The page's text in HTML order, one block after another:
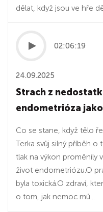
dělat, když jsou ve hře
02:06:19
24.09.2025
Strach z
endometrióza
Co se stane, když tělo
Terka svůj silný příběh
tlak na výkon proměnily
život endometriózu.O
byla toxická.O zdraví,
o tom, jak nemoc mů...